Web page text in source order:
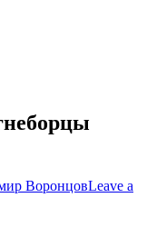
ВоронцовLeave a